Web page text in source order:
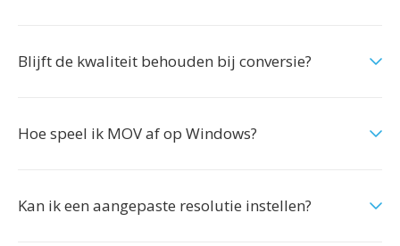
Blijft de kwaliteit behouden bij conversie?
Hoe speel ik MOV af op Windows?
Kan ik een aangepaste resolutie instellen?